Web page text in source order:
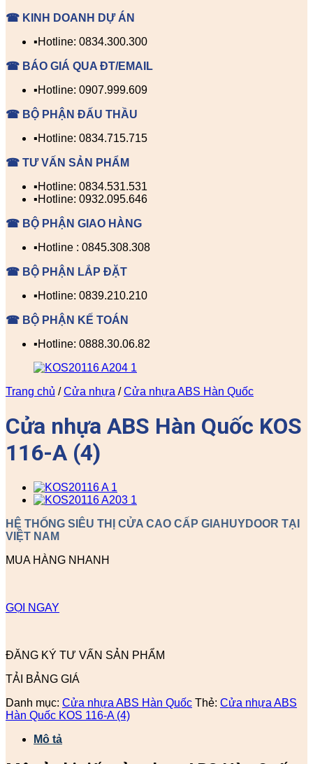
☎ KINH DOANH DỰ ÁN
▪️Hotline: 0834.300.300
☎ BÁO GIÁ QUA ĐT/EMAIL
▪️Hotline: 0907.999.609
☎ BỘ PHẬN ĐẤU THẦU
▪️Hotline: 0834.715.715
☎ TƯ VẤN SẢN PHẨM
▪️Hotline: 0834.531.531
▪️Hotline: 0932.095.646
☎ BỘ PHẬN GIAO HÀNG
▪️Hotline : 0845.308.308
☎ BỘ PHẬN LẮP ĐẶT
▪️Hotline: 0839.210.210
☎ BỘ PHẬN KẾ TOÁN
▪️Hotline: 0888.30.06.82
Trang chủ / Cửa nhựa / Cửa nhựa ABS Hàn Quốc
Cửa nhựa ABS Hàn Quốc KOS
116-A (4)
HỆ THỐNG SIÊU THỊ CỬA CAO CẤP GIAHUYDOOR TẠI
VIỆT NAM
MUA HÀNG NHANH
GỌI NGAY
ĐĂNG KÝ TƯ VẤN SẢN PHẨM
TẢI BẢNG GIÁ
Danh mục: Cửa nhựa ABS Hàn Quốc Thẻ: Cửa nhựa ABS
Hàn Quốc KOS 116-A (4)
Mô tả